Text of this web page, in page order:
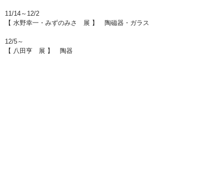
11/14～12/2
【 水野幸一・みずのみさ 展 】 陶磁器・ガラス
12/5～
【 八田亨 展 】 陶器